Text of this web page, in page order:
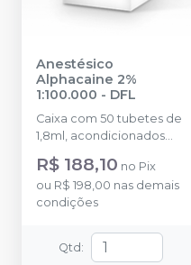
Anestésico
Alphacaine 2%
1:100.000 - DFL
Caixa com 50 tubetes de
1,8ml, acondicionados
em blisters lacrados com
10 tubetes cada.
R$ 188,10 no Pix
ou R$ 198,00 nas demais
condições
Qtd :